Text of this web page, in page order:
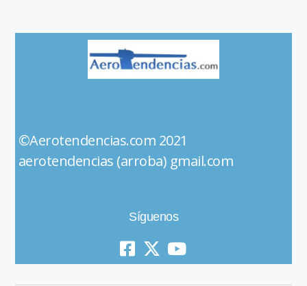
©Aerotendencias.com 2021
aerotendencias (arroba) gmail.com
Síguenos